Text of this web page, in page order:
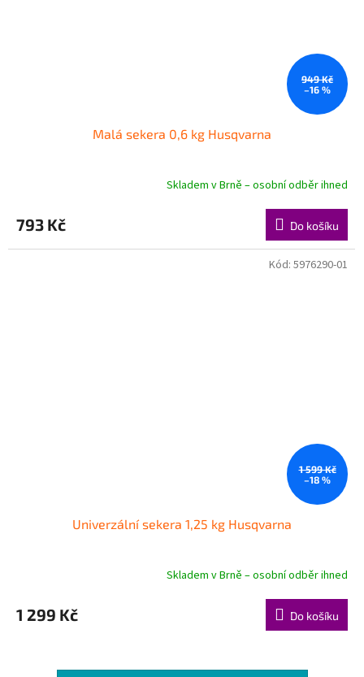
949 Kč
–16 %
Malá sekera 0,6 kg Husqvarna
Skladem v Brně – osobní odběr ihned
793 Kč Do košíku
1 599 Kč
–18 %
Univerzální sekera 1,25 kg Husqvarna
Skladem v Brně – osobní odběr ihned
1 299 Kč Do košíku
Kód: 5976290-01